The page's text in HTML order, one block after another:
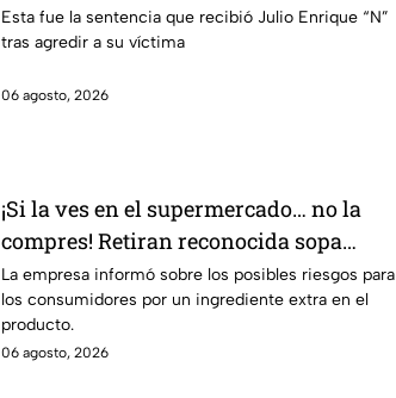
el presunto responsable
Esta fue la sentencia que recibió Julio Enrique “N”
tras agredir a su víctima
06 agosto, 2026
¡Si la ves en el supermercado… no la
compres! Retiran reconocida sopa
instantánea por riesgo en uno de sus
ingredientes
La empresa informó sobre los posibles riesgos para
los consumidores por un ingrediente extra en el
producto.
06 agosto, 2026